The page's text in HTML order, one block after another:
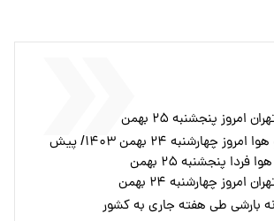
پنجشنبه ۲۵ بهمن
وضعیت آب و هوا امروز چهارشنبه ۲۴ بهمن ۱۴۰۳/ پیش
پنجشنبه ۲۵ بهمن
چهارشنبه ۲۴ بهمن
بارشی طی هفته جاری به کشور